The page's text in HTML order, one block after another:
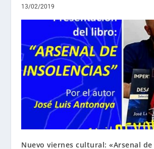
13/02/2019
Nuevo viernes cultural: «Arsenal